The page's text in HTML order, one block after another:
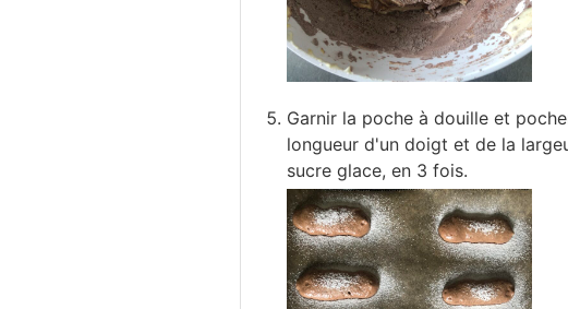
Garnir la poche à douille et
longueur d'un doigt et de la
sucre glace, en 3 fois.